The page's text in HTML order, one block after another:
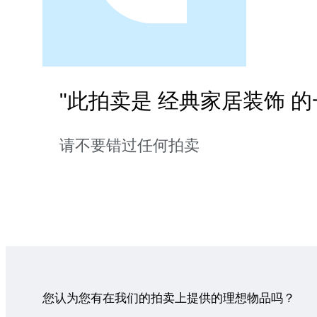
"此拍卖是 经典家居装饰
请不要错过任何拍卖
您认为您有在我们的拍卖上提供的理想物品吗？